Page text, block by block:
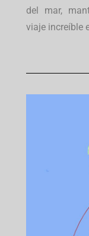
del mar,
viaje increíble